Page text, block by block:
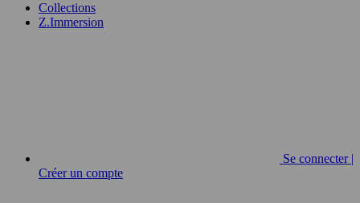
Collections
Z.Immersion
Se connecter |
Créer un compte